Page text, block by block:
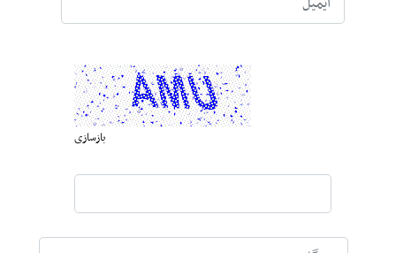
بازسازی